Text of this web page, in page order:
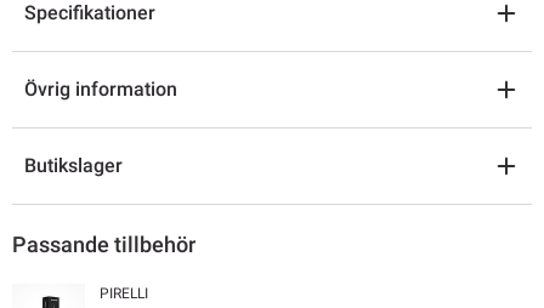
Specifikationer
Övrig information
Butikslager
Passande tillbehör
PIRELLI